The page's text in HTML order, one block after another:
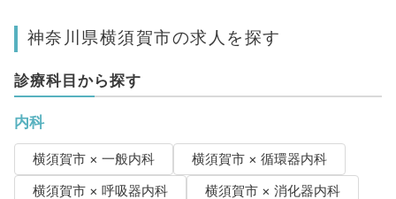
神奈川県横須賀市の求人を探す
診療科目から探す
内科
横須賀市 × 一般内科
横須賀市 × 循環器内科
横須賀市 × 呼吸器内科
横須賀市 × 消化器内科